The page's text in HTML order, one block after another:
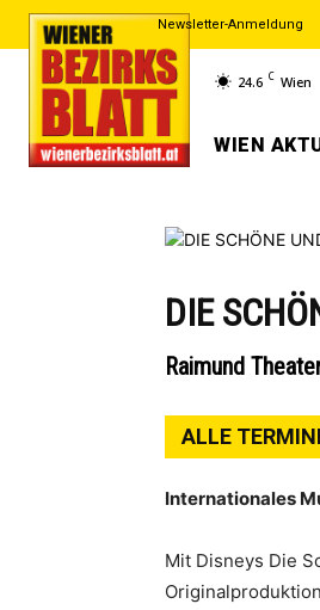
Newsletter-Anmeldung
24.6 C Wien
WIEN
DIE
Raimund
ALLE
Internationales
Mit Disneys Die